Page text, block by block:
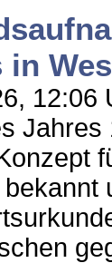
in
12:06
Jahres